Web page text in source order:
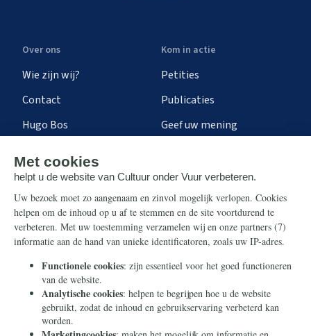
Over ons
Wie zijn wij?
Contact
Hugo Bos
Kom in actie
Petities
Publicaties
Geef uw mening
Steun ons
Nieuwsbrief
Eenmalig
Maandelijks
Periodiek
Nalaten
Info
Contact
Ontvang onze Telegram-
berichten